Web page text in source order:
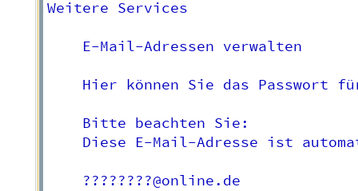
Weitere Services
    E-Mail-Adressen verwalten
Hier können Sie das Passwort
    Bitte beachten Sie:
Diese E-Mail-Adresse ist
    ????????@online.de